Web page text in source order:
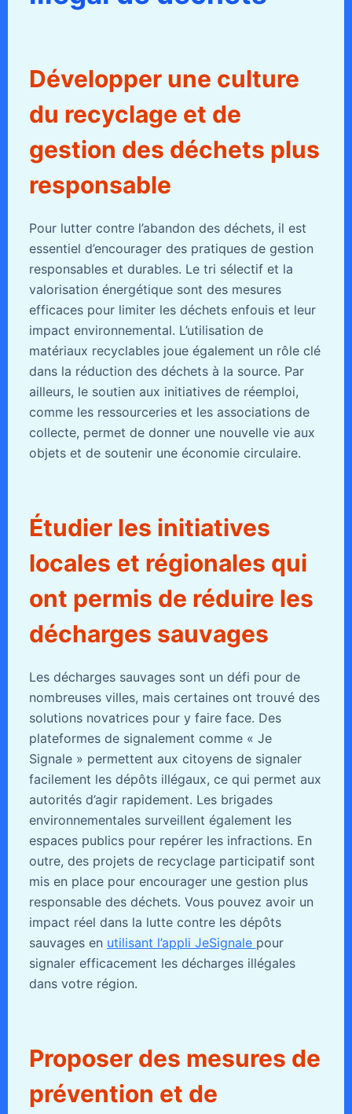
Développer une culture
du recyclage et de
gestion des déchets plus
responsable
Pour lutter contre l’abandon des déchets, il est
essentiel d’encourager des pratiques de gestion
responsables et durables. Le tri sélectif et la
valorisation énergétique sont des mesures
efficaces pour limiter les déchets enfouis et leur
impact environnemental. L’utilisation de
matériaux recyclables joue également un rôle clé
dans la réduction des déchets à la source. Par
ailleurs, le soutien aux initiatives de réemploi,
comme les ressourceries et les associations de
collecte, permet de donner une nouvelle vie aux
objets et de soutenir une économie circulaire.
Étudier les initiatives
locales et régionales qui
ont permis de réduire les
décharges sauvages
Les décharges sauvages sont un défi pour de
nombreuses villes, mais certaines ont trouvé des
solutions novatrices pour y faire face. Des
plateformes de signalement comme « Je
Signale » permettent aux citoyens de signaler
facilement les dépôts illégaux, ce qui permet aux
autorités d’agir rapidement. Les brigades
environnementales surveillent également les
espaces publics pour repérer les infractions. En
outre, des projets de recyclage participatif sont
mis en place pour encourager une gestion plus
responsable des déchets. Vous pouvez avoir un
impact réel dans la lutte contre les dépôts
sauvages en utilisant l’appli JeSignale pour
signaler efficacement les décharges illégales
dans votre région.
Proposer des mesures de
prévention et de